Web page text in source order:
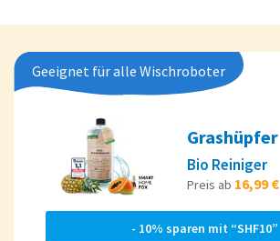
Geeignet für alle Wischroboter
Grashüpfer
Bio Reiniger
Preis ab 16,99 €
- 10% sparen mit “SHF10”